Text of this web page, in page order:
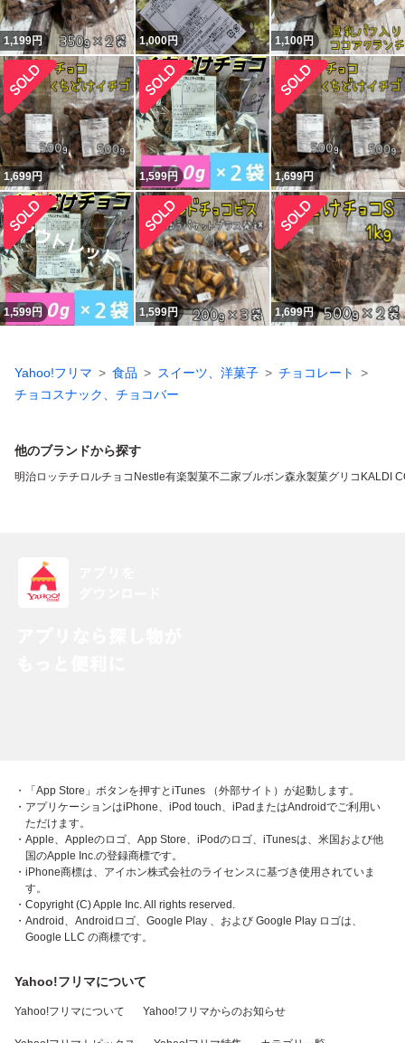
1,199円 1,000円 1,100円
1,699円 1,599円 1,699円
1,599円 1,599円 1,699円
Yahoo!フリマ 食品 スイーツ、洋菓子
チョコレート
チョコスナック、チョコバー
他のブランドから探す
明治ロッテチロルチョコ Nestle有楽製菓不二家ブルボン森永製菓グリコ KALDI
・「App Store」ボタンを押すとiTunes （外部サイト）が起動します。
・アプリケーションはiPhone、iPod touch、iPadまたはAndroidでご利用い
ただけます。
・Apple、Appleのロゴ、App Store、iPodのロゴ、iTunesは、米国および他
国のApple Inc.の登録商標です。
・iPhone商標は、アイホン株式会社のライセンスに基づき使用されていま
す。
・Copyright (C) Apple Inc. All rights reserved.
・Android、Androidロゴ、Google Play 、および Google Play ロゴは、
Google LLC の商標です。
Yahoo!フリマについて
Yahoo!フリマについて Yahoo!フリマからのお知らせ